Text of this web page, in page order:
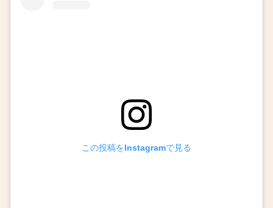
この投稿をInstagramで見る